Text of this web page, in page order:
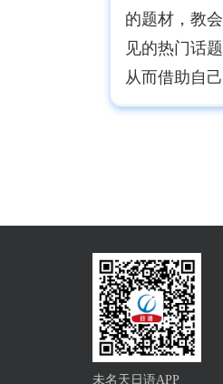
的题材，教
见的热门话
从而借助自
未名天日语APP